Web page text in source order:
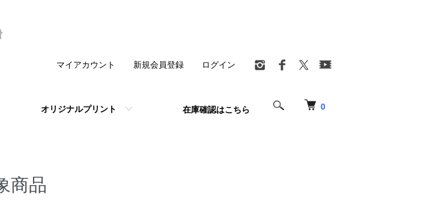
0
オリジナルプリント 在庫確認はこちら
マイアカウント 新規会員登録 ログイン
商品